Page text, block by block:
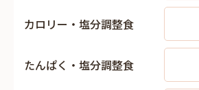
カロリー・塩分調整食
たんぱく・塩分調整食